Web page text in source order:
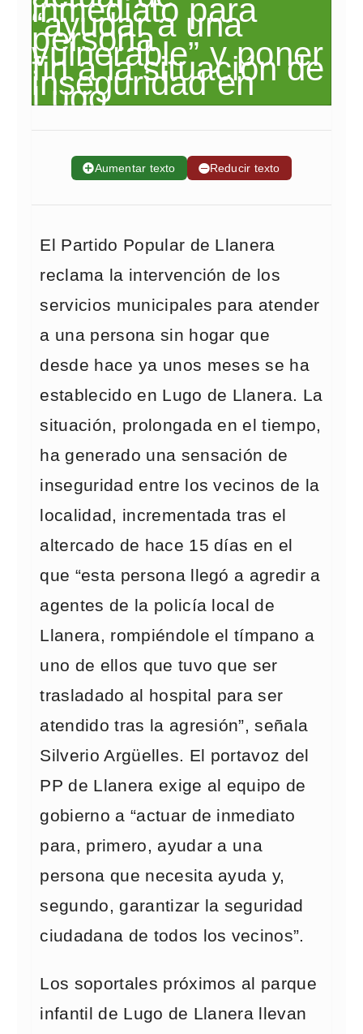
➕Aumentar texto ➖Reducir texto
El Partido Popular de Llanera
reclama la intervención de los
servicios municipales para atender
a una persona sin hogar que
desde hace ya unos meses se ha
establecido en Lugo de Llanera. La
situación, prolongada en el tiempo,
ha generado una sensación de
inseguridad entre los vecinos de la
localidad, incrementada tras el
altercado de hace 15 días en el
que “esta persona llegó a agredir a
agentes de la policía local de
Llanera, rompiéndole el tímpano a
uno de ellos que tuvo que ser
trasladado al hospital para ser
atendido tras la agresión”, señala
Silverio Argüelles. El portavoz del
PP de Llanera exige al equipo de
gobierno a “actuar de inmediato
para, primero, ayudar a una
persona que necesita ayuda y,
segundo, garantizar la seguridad
ciudadana de todos los vecinos”.
Los soportales próximos al parque
infantil de Lugo de Llanera llevan